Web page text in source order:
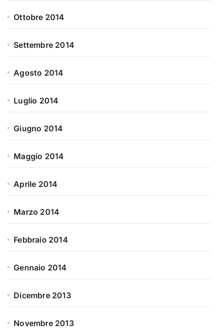
Ottobre 2014
Settembre 2014
Agosto 2014
Luglio 2014
Giugno 2014
Maggio 2014
Aprile 2014
Marzo 2014
Febbraio 2014
Gennaio 2014
Dicembre 2013
Novembre 2013